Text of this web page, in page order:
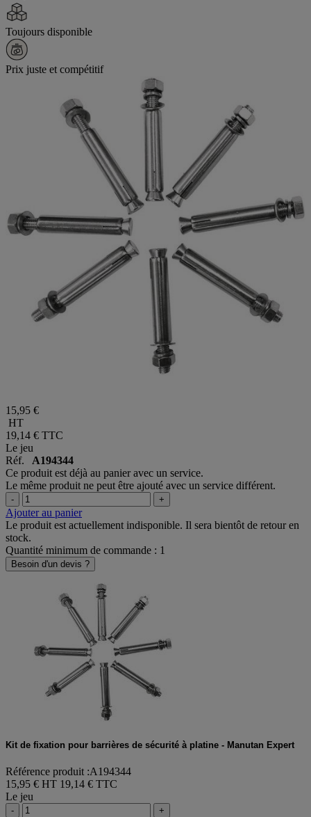
Toujours disponible
Prix juste et compétitif
15,95 €
HT
19,14 € TTC
Le jeu
Réf. A194344
Ce produit est déjà au panier avec un service.
Le même produit ne peut être ajouté avec un service différent.
- +
Ajouter au panier
Le produit est actuellement indisponible. Il sera bientôt de retour en
stock.
Quantité minimum de commande : 1
Besoin d'un devis ?
Kit de fixation pour barrières de sécurité à platine - Manutan Expert
Référence produit :A194344
15,95 € HT 19,14 € TTC
Le jeu
- +